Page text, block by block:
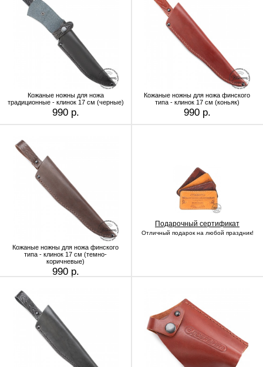
Кожаные ножны для ножа
традиционные - клинок 17 см (черные)
990 р.
Кожаные ножны для ножа финского
типа - клинок 17 см (коньяк)
990 р.
Кожаные ножны для ножа финского
типа - клинок 17 см (темно-
коричневые)
990 р.
Подарочный сертификат
Отличный подарок на любой праздник!